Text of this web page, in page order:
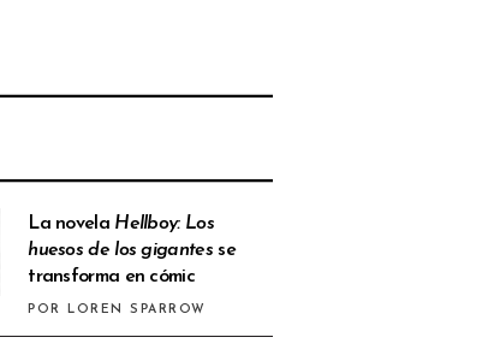
La novela Hellboy: Los
huesos de los gigantesse
transforma en cómic
POR LOREN SPARROW